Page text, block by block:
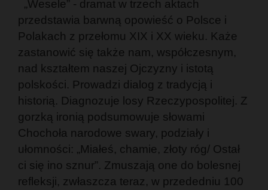
„Wesele” - dramat w trzech aktach
przedstawia barwną opowieść o Polsce i
Polakach z przełomu XIX i XX wieku. Każe
zastanowić się także nam, współczesnym,
nad kształtem naszej Ojczyzny i istotą
polskości. Prowadzi dialog z tradycją i
historią. Diagnozuje losy Rzeczypospolitej. Z
gorzką ironią podsumowuje słowami
Chochoła narodowe swary, podziały i
ułomności: „Miałeś, chamie, złoty róg/ Ostał
ci się ino sznur”. Zmuszają one do bolesnej
refleksji, zwłaszcza teraz, w przededniu 100